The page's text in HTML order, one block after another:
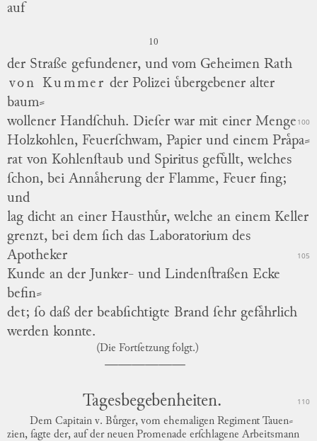
auf
10
der Straße gefundener, und vom Geheimen Rath
von Kummer der Polizei uͤbergebener alter
baum⸗
wollener Handſchuh. Dieſer war mit einer Menge 100
Holzkohlen, Feuerſchwam, Papier und einem Praͤpa⸗
rat von Kohlenſtaub und Spiritus gefuͤllt, welches
ſchon, bei Annaͤherung der Flamme, Feuer fing;
und
lag dicht an einer Hausthuͤr, welche an einem Keller
grenzt, bei dem ſich das Laboratorium des
Apotheker
105
Kunde an der Junker- und Lindenſtraßen Ecke
befin⸗
det; ſo daß der beabſichtigte Brand ſehr gefaͤhrlich
werden konnte.
(Die Fortſetzung folgt.)
Tagesbegebenheiten. 110
Dem Capitain v. Buͤrger, vom ehemaligen Regiment Tauen⸗
zien, ſagte der, auf der neuen Promenade erſchlagene Arbeitsmann